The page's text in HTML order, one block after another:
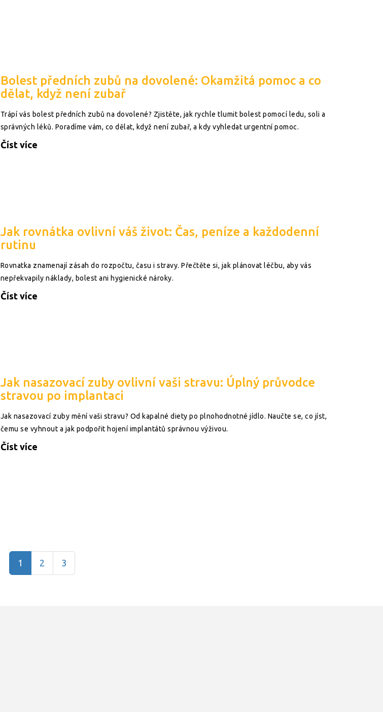
Bolest předních zubů na dovolené: Okamžitá pomoc a co
dělat, když není zubař
Trápí vás bolest předních zubů na dovolené? Zjistěte, jak rychle tlumit bolest pomocí ledu, soli a
správných léků. Poradíme vám, co dělat, když není zubař, a kdy vyhledat urgentní pomoc.
Číst více
Jak rovnátka ovlivní váš život: Čas, peníze a každodenní
rutinu
Rovnatka znamenají zásah do rozpočtu, času i stravy. Přečtěte si, jak plánovat léčbu, aby vás
nepřekvapily náklady, bolest ani hygienické nároky.
Číst více
Jak nasazovací zuby ovlivní vaši stravu: Úplný průvodce
stravou po implantaci
Jak nasazovací zuby mění vaši stravu? Od kapalné diety po plnohodnotné jídlo. Naučte se, co jíst,
čemu se vyhnout a jak podpořit hojení implantátů správnou výživou.
Číst více
1 2 3